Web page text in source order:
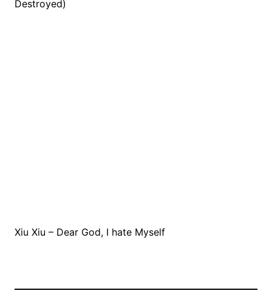
Destroyed)
Xiu Xiu – Dear God, I hate Myself